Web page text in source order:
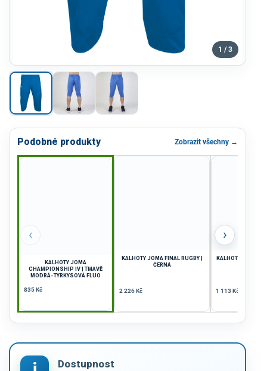
1 / 3
Podobné produkty Zobrazit všechny →
‹
KALHOTY JOMA
CHAMPIONSHIP IV | TMAVĚ
MODRÁ-TYRKYSOVÁ FLUO
835 Kč
KALHOTY JOMA FINAL RUGBY |
ČERNÁ
2 226 Kč
KALHOTY
1 113 Kč
›